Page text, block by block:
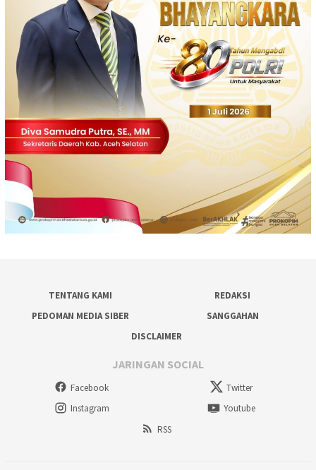
TENTANG KAMI
REDAKSI
PEDOMAN MEDIA SIBER
SANGGAHAN
DISCLAIMER
JARINGAN SOCIAL
Facebook
Twitter
Instagram
Youtube
RSS